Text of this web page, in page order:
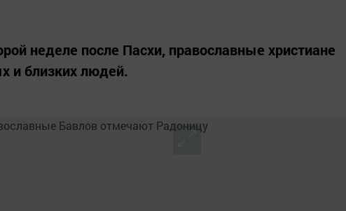
неделе после Пасхи, православные христиане
и близких людей.